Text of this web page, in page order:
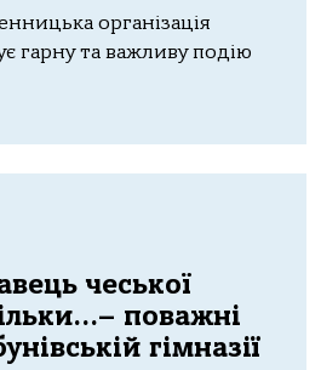
організація
гарну та важливу подію
чеської
поважні
гімназії